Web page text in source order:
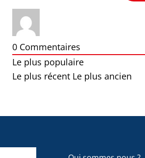
0Commentaires
Le plus populaire
Le plus récent Le plus ancien